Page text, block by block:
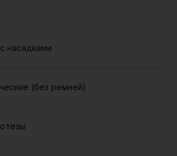
насадками
(без ремней)